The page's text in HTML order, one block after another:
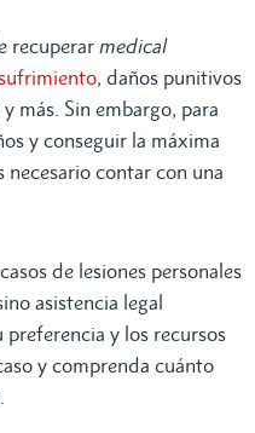
recuperar medical
, daños punitivos
más. Sin embargo, para
y conseguir la máxima
necesario contar con una
de lesiones personales
asistencia legal
preferencia y los recursos
y comprenda cuánto